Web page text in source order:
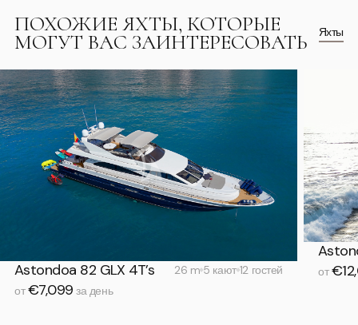
ПОХОЖИЕ ЯХТЫ, КОТОРЫЕ
МОГУТ ВАС ЗАИНТЕРЕСОВАТЬ Яхты
Astondoa 82 GLX 4T’s 26 m 5 кают 12 гостей
от€7,099 за день
от